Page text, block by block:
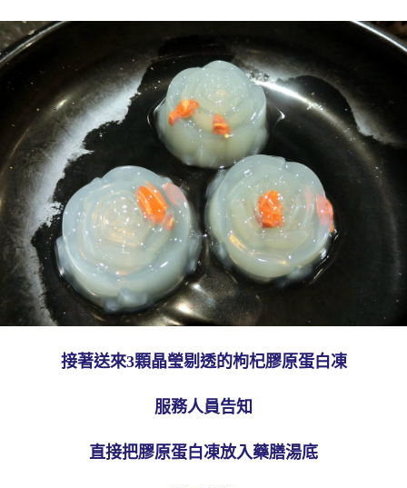
接著送來3顆晶瑩剔透的枸杞膠原蛋白凍
服務人員告知
直接把膠原蛋白凍放入藥膳湯底